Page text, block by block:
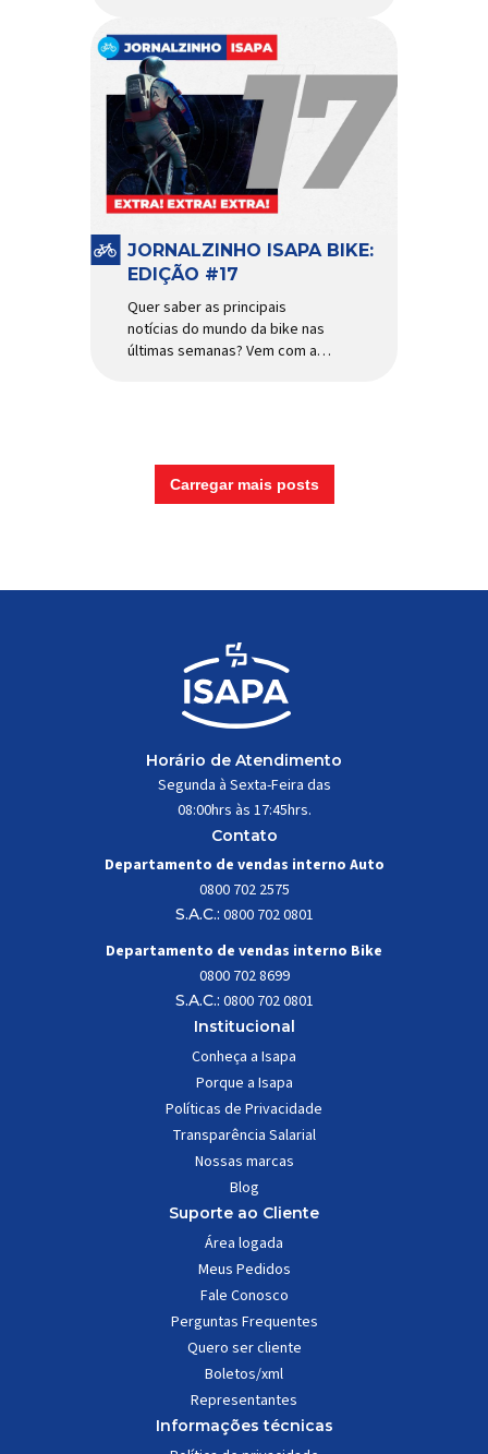
uso urbano e MTB recreacional
Um dos quadros de maior
sucesso do mercado de
bicicletas brasileiro chega em
nova versão: o
Absolute Nero 6, sexta geração
do quadro mais vendido da
marca nacional. Extremamente
popular para quem busca uma
JORNALZINHO ISAPA BIKE:
EDIÇÃO #17
Quer saber as principais
notícias do mundo da bike nas
últimas semanas? Vem com a
Carregar mais posts
Horário de Atendimento
Segunda à Sexta-Feira das
08:00hrs às 17:45hrs.
Contato
Departamento de vendas interno Auto
0800 702 2575
S.A.C.: 0800 702 0801
Departamento de vendas interno Bike
0800 702 8699
S.A.C.: 0800 702 0801
Institucional
Conheça a Isapa
Porque a Isapa
Políticas de Privacidade
Transparência Salarial
Nossas marcas
Blog
Suporte ao Cliente
Área logada
Meus Pedidos
Fale Conosco
Perguntas Frequentes
Quero ser cliente
Boletos/xml
Representantes
Informações técnicas